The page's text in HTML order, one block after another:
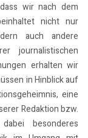
wir nach dem
nicht nur
auch andere
journalistischen
erhalten wir
in Hinblick auf
eine
Redaktion bzw.
besonderes